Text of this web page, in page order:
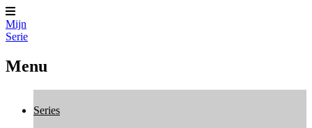
Mijn
Serie
Menu
Series